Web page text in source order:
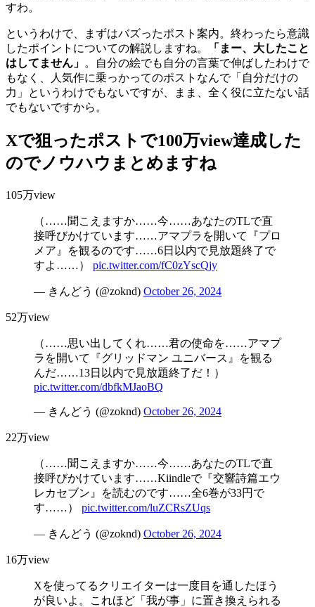
すわ。
というわけで、まずはバズったポスト案内。終わったら意識
したポイントについての解説しますね。
「まー、大したこと
はしてません」 。自分の絵でも自分の言葉で伸ばしたわけで
もなく、人気作に乗っかってのポストなんで「自分だけの
力」というわけでもないですが、まま、全く役に立たない話
でもないですから。
Xで狙ったポストで100万view達成した
のでノウハウまとめますね
105万view
（……聞こえますか……今……あなたのTLで直
接呼びかけています……アマプラを開いて『プロ
メア』を観るのです……6日以内で見放題終了で
すよ……） pic.twitter.com/fC0zYscQjy
— きんどう (@zoknd) October 26, 2024
52万view
（……思い出してくれ……君の使命を……アマプ
ラを開いて『グリッドマン ユニバース』を観る
んだ……13日以内で見放題終了だ！）
pic.twitter.com/dbfkMJaoBQ
— きんどう (@zoknd) October 26, 2024
22万view
（……聞こえますか……今……あなたのTLで直
接呼びかけています……Kiindleで『交響詩篇エウ
レカセブン』を読むのです……全6巻が33円で
す……） pic.twitter.com/luZCRsZUqs
— きんどう (@zoknd) October 26, 2024
16万view
Xを使ってるクリエイターは一度目を通したほう
が良いよ。これほど「我が事」に置き換えられる